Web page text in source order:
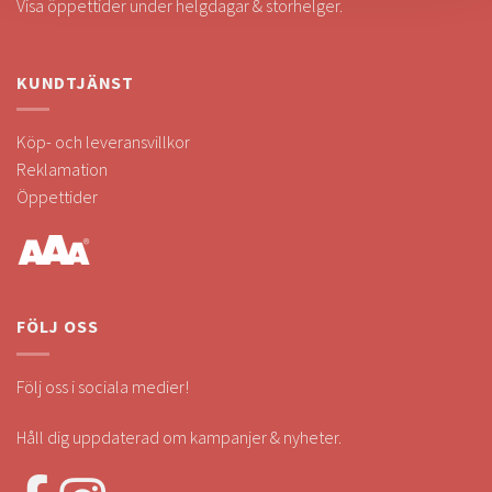
Visa öppettider under helgdagar & storhelger.
KUNDTJÄNST
Köp- och leveransvillkor
Reklamation
Öppettider
FÖLJ OSS
Följ oss i sociala medier!
Håll dig uppdaterad om kampanjer & nyheter.